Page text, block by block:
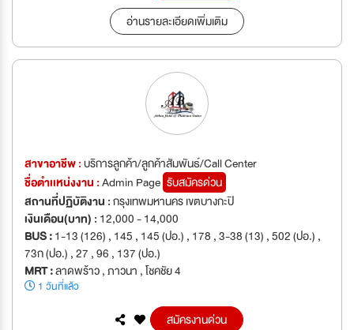
อ่านรายละเอียดเพิ่มเติม
สาขาอาชีพ :บริการลูกค้า/ลูกค้าสัมพันธ์/Call Center
ชื่อตำเเหน่งงาน :Admin Page รับสมัครด่วน
สถานที่ปฏิบัติงาน :กรุงเทพมหานคร เขตบางกะปิ
เงินเดือน(บาท) : 12,000 - 14,000
BUS :1-13 (126) , 145 , 145 (ปอ.) , 178 , 3-38 (13) , 502 (ปอ.) ,
73ก (ปอ.) , 27 , 96 , 137 (ปอ.)
MRT :ลาดพร้าว , ภาวนา , โชคชัย 4
1 วันที่แล้ว
สมัครงานด่วน